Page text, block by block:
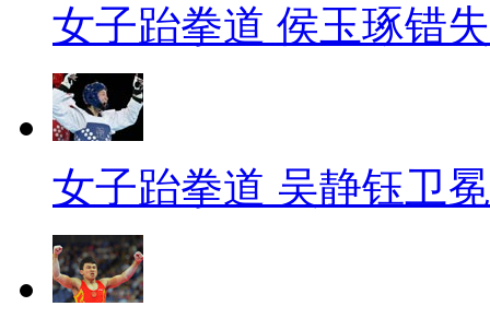
女子跆拳道 侯玉琢错
女子跆拳道 吴静钰卫冕